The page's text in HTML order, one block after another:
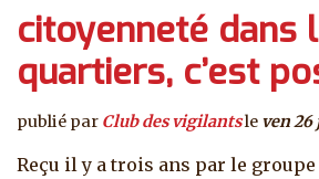
citoyenneté dans
quartiers, c’est
publié par Club des vigilantsle ven 26
Reçu il y a trois ans par le